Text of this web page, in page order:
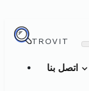
TROVIT